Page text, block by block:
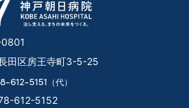
田区房王寺町3-5-25
612-5151 （代）
612-5152